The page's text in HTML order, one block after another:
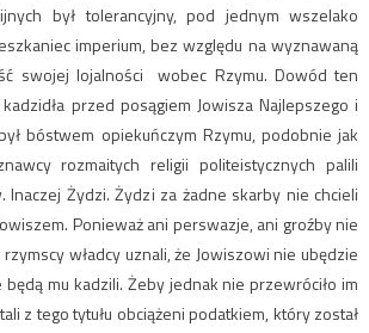
był tolerancyjny, pod jednym wszelako
imperium, bez względu na wyznawaną
swojej lojalności wobec Rzymu. Dowód ten
przed posągiem Jowisza Najlepszego i
bóstwem opiekuńczym Rzymu, podobnie jak
rozmaitych religii politeistycznych palili
Inaczej Żydzi. Żydzi za żadne skarby nie chcieli
Ponieważ ani perswazje, ani groźby nie
rzymscy władcy uznali, że Jowiszowi nie ubędzie
będą mu kadzili. Żeby jednak nie przewróciło im
z tego tytułu obciążeni podatkiem, który został